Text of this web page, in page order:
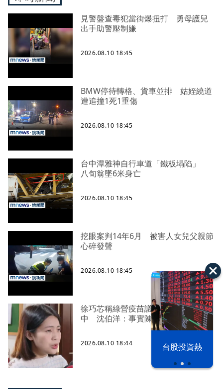
漢光42演習 台股投資熱
見警盤查毒犯當街爆扭打 勇母護兒
出手助警壓制嫌
2026.08.10 18:45
BMW停待轉格、貨車並排 姑姪繞道
遭追撞1死1重傷
2026.08.10 18:45
台中潭雅神自行車道「鐵板塌陷」
八旬翁墜6米身亡
2026.08.10 18:45
挖眼案判14年6月 被害人女兒父親節
心碎發聲
2026.08.10 18:45
徐巧芯稱綠營疫苗議題「洗白」陳時
中 沈伯洋：事實陳述應該叫平反
2026.08.10 18:44